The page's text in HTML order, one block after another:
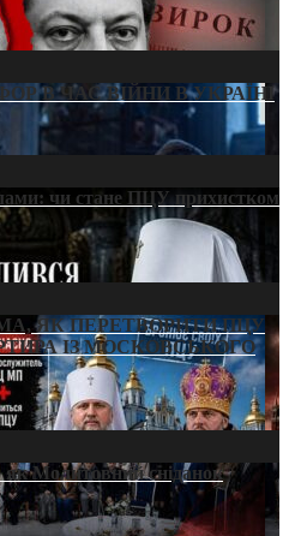
В ЧАС ВІЙНИ В УКРАЇНІ
чи стане ПЦУ прихистком
ЯК ПЕРЕТВОРИТИ ПЦУ
ІЗ МОСКОВСЬКОГО
як Молитовний сніданок